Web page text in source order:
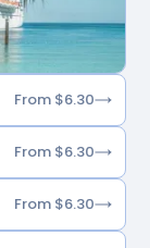
From $6.30
From $6.30
From $6.30